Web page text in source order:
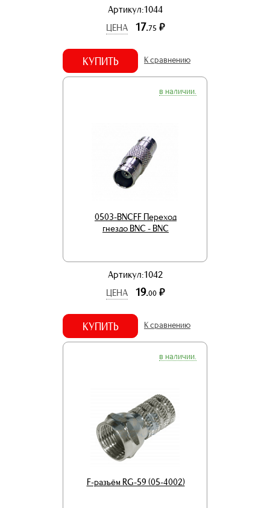
Артикул:1044
ЦЕНА
17.75 р.
КУПИТЬ К сравнению
в наличии.
0503-BNCFF Переход
гнездо BNC - BNC
Артикул:1042
ЦЕНА
19.00 р.
КУПИТЬ К сравнению
в наличии.
F-разъём RG-59 (05-4002)